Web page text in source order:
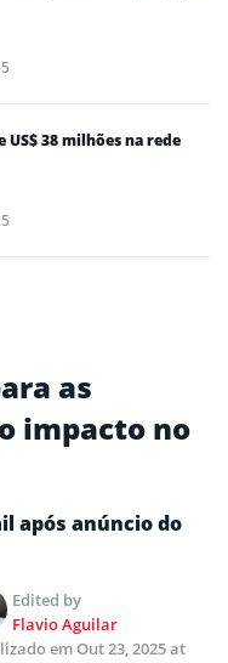
38 milhões na rede
as
impacto no
após anúncio do
Edited by
Flavio Aguilar
emOut 23, 2025 at